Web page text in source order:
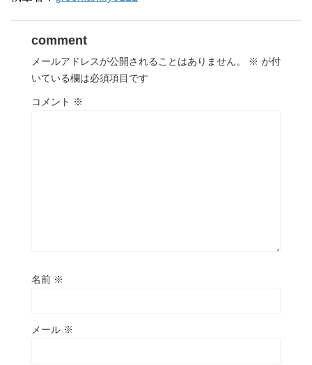
comment
メールアドレスが公開されることはありません。 ※ が付
いている欄は必須項目です
コメント ※
名前 ※
メール ※